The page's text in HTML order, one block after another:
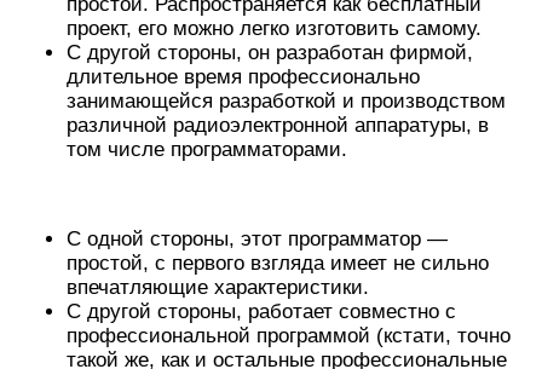
проект, его можно легко изготовить самому.
C другой стороны, он разработан фирмой,
длительное время профессионально
занимающейся разработкой и производством
различной радиоэлектронной аппаратуры, в
том числе программаторами.
C одной стороны, этот программатор —
простой, с первого взгляда имеет не сильно
впечатляющие характеристики.
C другой стороны, работает совместно с
профессиональной программой (кстати, точно
такой же, как и остальные профессиональные